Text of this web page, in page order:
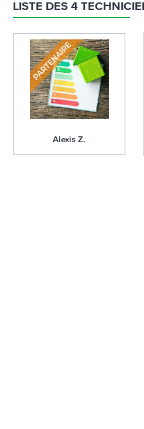
LISTE DES 4
Alexis Z.